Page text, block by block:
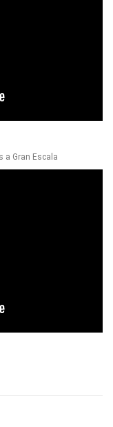
a Gran Escala